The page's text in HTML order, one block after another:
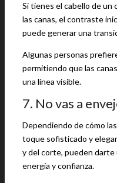
Si tienes el cabello de un
las canas, el contraste
puede generar una
Algunas personas
permitiendo que las
una línea visible.
7. No vas a
Dependiendo de cómo
toque sofisticado y
y del corte, pueden darte
energía y confianza.